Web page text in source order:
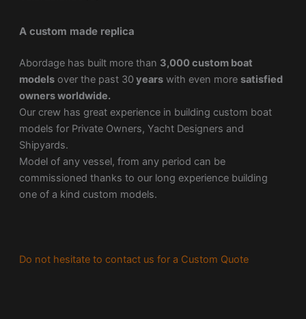
A custom made replica
Abordage has built more than 3,000 custom boat
modelsover the past 30 yearswith even more satisfied
owners worldwide.
Our crew has great experience in building custom boat
models for Private Owners, Yacht Designers and
Shipyards.
Model of any vessel, from any period can be
commissioned thanks to our long experience building
one of a kind custom models.
Do not hesitate to contact us for a Custom Quote